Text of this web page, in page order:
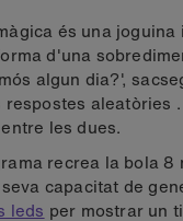
és una
d'una
algun dia?',
aleatòries
les dues.
recrea la bola 8
capacitat de
leds per mostrar un